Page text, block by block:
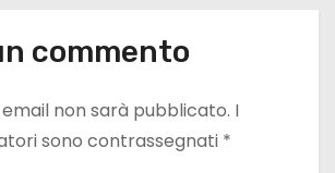
commento
email non sarà pubblicato. I
sono contrassegnati *